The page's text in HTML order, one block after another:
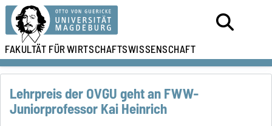
FAKULTÄT FÜRWIRTSCHAFTSWISSENSCHAFT
Lehrpreis der OVGU geht an FWW-
Juniorprofessor Kai Heinrich